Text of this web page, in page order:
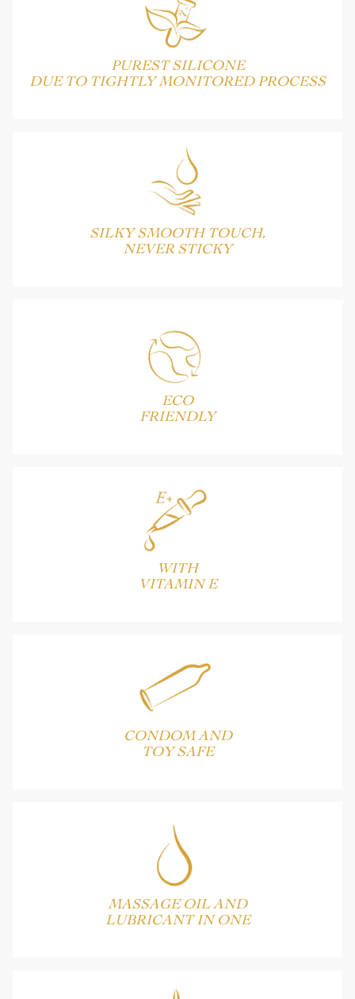
PUREST SILICONE
DUE TO TIGHTLY MONITORED PROCESS
SILKY SMOOTH TOUCH,
NEVER STICKY
ECO
FRIENDLY
WITH
VITAMIN E
CONDOM AND
TOY SAFE
MASSAGE OIL AND
LUBRICANT IN ONE